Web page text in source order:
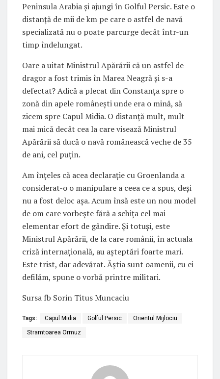
Peninsula Arabia și ajungi în Golful Persic. Este o
distanță de mii de km pe care o astfel de navă
specializată nu o poate parcurge decât într-un
timp îndelungat.
Oare a uitat Ministrul Apărării că un astfel de
dragor a fost trimis în Marea Neagră și s-a
defectat? Adică a plecat din Constanța spre o
zonă din apele românești unde era o mină, să
zicem spre Capul Midia. O distanță mult, mult
mai mică decât cea la care visează Ministrul
Apărării să ducă o navă românească veche de 35
de ani, cel puțin.
Am înțeles că acea declarație cu Groenlanda a
considerat-o o manipulare a ceea ce a spus, deși
nu a fost deloc așa. Acum însă este un nou model
de om care vorbește fără a schița cel mai
elementar efort de gândire. Și totuși, este
Ministrul Apărării, de la care românii, în actuala
criză internațională, au așteptări foarte mari.
Este trist, dar adevărat. Ăștia sunt oamenii, cu ei
defilăm, spune o vorbă printre militari.
Sursa fb Sorin Titus Muncaciu
Tags: Capul Midia Golful Persic Orientul Mijlociu
Stramtoarea Ormuz